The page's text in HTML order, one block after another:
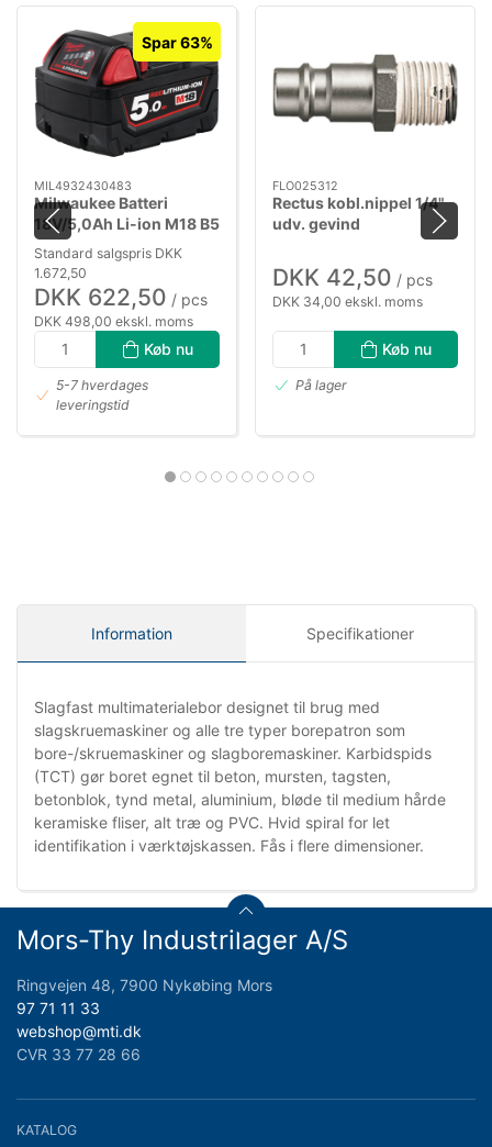
Spar 63%
MIL4932430483
Milwaukee Batteri
18V/5,0Ah Li-ion M18 B5
Standard salgspris DKK
1.672,50
DKK 622,50 / pcs
DKK 498,00 ekskl. moms
Køb nu
5-7 hverdages
leveringstid
FLO025312
Rectus kobl.nippel 1/4"
udv. gevind
DKK 42,50 / pcs
DKK 34,00 ekskl. moms
Køb nu
På lager
Information Specifikationer
Slagfast multimaterialebor designet til brug med
slagskruemaskiner og alle tre typer borepatron som
bore-/skruemaskiner og slagboremaskiner. Karbidspids
(TCT) gør boret egnet til beton, mursten, tagsten,
betonblok, tynd metal, aluminium, bløde til medium hårde
keramiske fliser, alt træ og PVC. Hvid spiral for let
identifikation i værktøjskassen. Fås i flere dimensioner.
Mors-Thy Industrilager A/S
Ringvejen 48, 7900 Nykøbing Mors
97 71 11 33
webshop@mti.dk
CVR 33 77 28 66
KATALOG